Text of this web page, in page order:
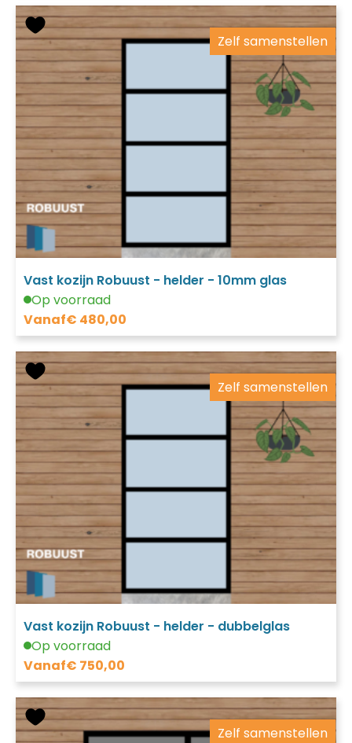
Zelf samenstellen
Vast kozijn Robuust - helder - 10mm glas
Op voorraad
Vanaf€ 480,00
Zelf samenstellen
Vast kozijn Robuust - helder - dubbelglas
Op voorraad
Vanaf€ 750,00
Zelf samenstellen